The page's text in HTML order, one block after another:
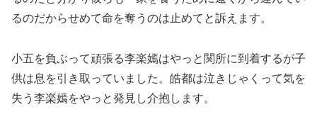
るのだからせめて命を奪うのは止めてと訴えます。
小五を負ぶって頑張る李楽嫣はやっと関所に到着するが子
供は息を引き取っていました。皓都は泣きじゃくって気を
失う李楽嫣をやっと発見し介抱します。